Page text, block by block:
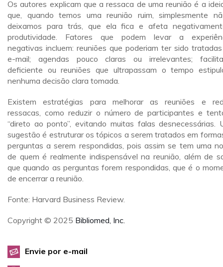
Os autores explicam que a ressaca de uma reunião é a
que, quando temos uma reunião ruim, simplesmente
deixamos para trás, que ela fica e afeta
produtividade. Fatores que podem levar a
negativas incluem: reuniões que poderiam ter sido
e-mail; agendas pouco claras ou irrelevantes;
deficiente ou reuniões que ultrapassam o tempo
nenhuma decisão clara tomada.
Existem estratégias para melhorar as reuniões e
ressacas, como reduzir o número de participantes e
“direto ao ponto”, evitando muitas falas desnecessárias.
sugestão é estruturar os tópicos a serem tratados em
perguntas a serem respondidas, pois assim se tem uma
de quem é realmente indispensável na reunião, além de
que quando as perguntas forem respondidas, que é o
de encerrar a reunião.
Fonte: Harvard Business Review.
Copyright © 2025 Bibliomed, Inc.
Envie por e-mail